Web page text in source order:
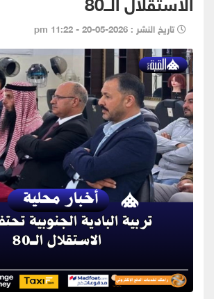
تاريخ النشر : 2026-05-20 - 11:22 pm